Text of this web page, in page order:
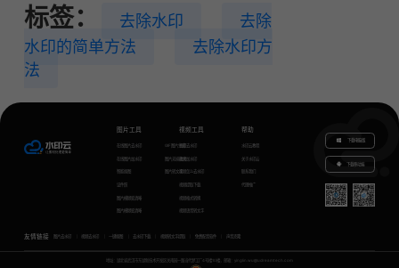
标签： 去除水印
去除
水印的简单方法
去除水印方
法
图片工具
在线图片去水印
在线图片加水印
智能抠图
证件照
图片模糊变清晰
图片模糊变清晰
GIF图片生成
图片无损放大
图片转文字
视频工具
视频去水印
视频加水印
视频怎么去水印
视频提取下载
视频格式转换
视频语音转文字
帮助
水印云教程
关于水印云
联系我们
代理推广
下载电脑版
下载移动端
友情链接 图片去水印 视频去水印 一键抠图 去水印下载 视频转文字提取 免费配音软件 声音克隆
地址：湖北省武汉市东湖新技术开发区关南园一路当代梦工厂4号楼10楼，邮箱：yinglin.wu@udreamtech.com